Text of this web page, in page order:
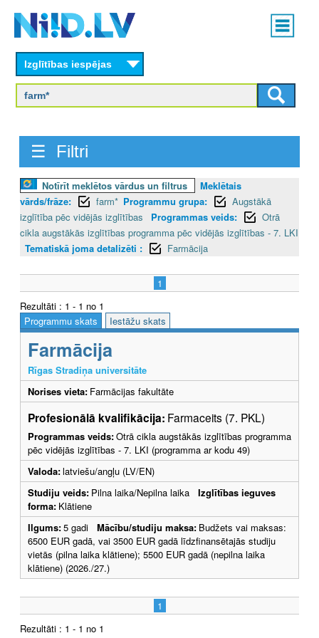
content
Main
menu
Izglītības iespējas
☰ Filtri
Notīrīt meklētos vārdus un filtrus
Meklētais
vārds/frāze:
farm* Programmu grupa:
Augstākā
izglītība pēc vidējās izglītības
Programmas veids:
Otrā
cikla augstākās izglītības programma pēc vidējās izglītības - 7. LKI
Tematiskā joma detalizēti :
Farmācija
1
Rezultāti : 1 - 1 no 1
Programmu skats
Iestāžu skats
Farmācija
Rīgas Stradiņa universitāte
Norises vieta: Farmācijas fakultāte
Profesionālā kvalifikācija: Farmaceits (7. PKL)
Programmas veids:Otrā cikla augstākās izglītības programma
pēc vidējās izglītības - 7. LKI (programma ar kodu 49)
Valoda:latviešu/angļu (LV/EN)
Studiju veids: Pilna laika/Nepilna laika Izglītības ieguves
forma: Klātiene
Ilgums:5 gadi Mācību/studiju maksa: Budžets vai maksas:
6500 EUR gadā, vai 3500 EUR gadā līdzfinansētajās studiju
vietās (pilna laika klātiene); 5500 EUR gadā (nepilna laika
klātiene) (2026./27.)
1
Rezultāti : 1 - 1 no 1